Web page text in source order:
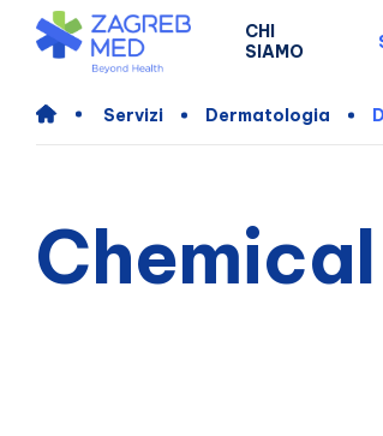
CHI
SIAMO
Servizi Dermatologia